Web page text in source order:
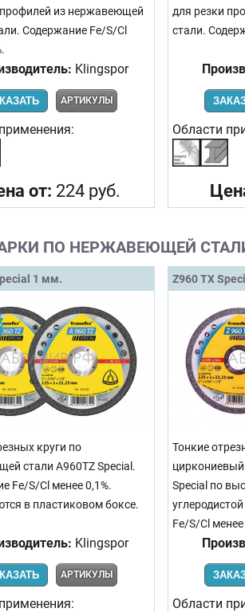
из нержавеющей
Содержание Fe/S/Сl
Klingspor
АРТИКУЛЫ
от: 224 руб.
для резки
стали.
Области
ПО НЕРЖАВЕЮЩЕЙ
1 мм.
круги по
стали A960TZ Special.
Fe/S/Cl менее 0,1%.
в пластиковом боксе.
Klingspor
АРТИКУЛЫ
Z960 TX
Тонкие
циркониевый
Special по
Fe/S/Cl менее
Области